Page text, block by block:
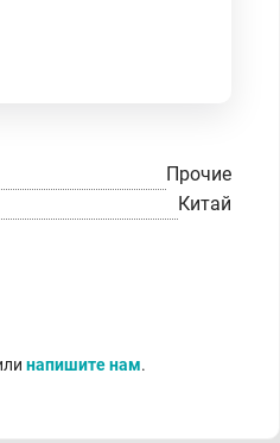
Прочие
Китай
напишите нам.